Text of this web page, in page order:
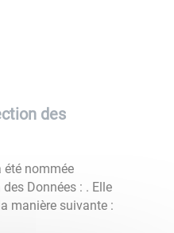
des
été nommée
Données : . Elle
manière suivante :